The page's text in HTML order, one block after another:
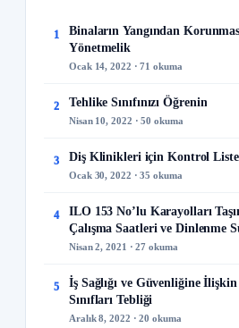
1
Binaların Yangından
Yönetmelik
Ocak 14, 2022 · 71 okuma
2 Tehlike Sınıfınızı Öğrenin
Nisan 10, 2022 · 50 okuma
3 Diş Klinikleri için Kontrol
Ocak 30, 2022 · 35 okuma
4
ILO 153 No’lu Karayolları
Çalışma Saatleri ve Dinlenme
Sözleşme
Nisan 2, 2021 · 27 okuma
5
İş Sağlığı ve Güvenliğine
Sınıfları Tebliği
Aralık 8, 2022 · 20 okuma